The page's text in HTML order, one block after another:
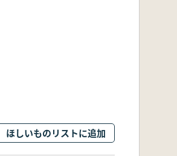
ほしいものリストに追加